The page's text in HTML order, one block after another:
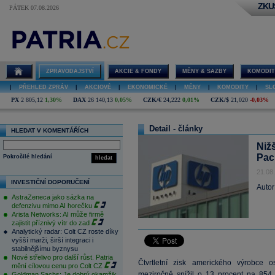
PÁTEK 07.08.2026
ZPRAVODAJSTVÍ AKCIE & FONDY MĚNY & SAZBY
PŘEHLED ZPRÁV AKCIOVÉ EKONOMICKÉ MĚNY KOMODITY
PX 2 805,12 1,30% DAX 26 140,13 0,05% CZK/€ 24,222 0,01% CZK/$ 21,020 -0,03%
HLEDAT V KOMENTÁŘÍCH
hledat
Pokročilé hledání
INVESTIČNÍ DOPORUČENÍ
AstraZeneca jako sázka na
defenzivu mimo AI horečku
Arista Networks: AI může firmě
zajistit příznivý vítr do zad
Analytický radar: Colt CZ roste díky
vyšší marži, širší integraci i
stabilnějšímu byznysu
Nové střelivo pro další růst. Patria
mění cílovou cenu pro Colt CZ
Detail - články
Čtvrtletní zisk amerického výrobce